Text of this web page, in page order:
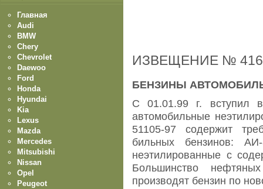
ИЗВЕЩЕНИЕ №
БЕНЗИНЫ
С 01.01.99 г. вступил
автомобильные
51105-97 содержит
бильных бензинов:
неэтилированные с
Большинство
производят бензин по
Главная
Audi
BMW
Chery
Chevrolet
Daewoo
Ford
Honda
Hyundai
Kia
Lexus
Mazda
Mercedes
Mitsubishi
Nissan
Opel
Peugeot